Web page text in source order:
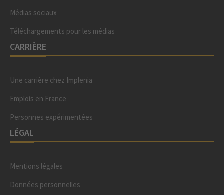
Médias sociaux
Téléchargements pour les médias
CARRIÈRE
Une carrière chez Implenia
Emplois en France
Personnes expérimentées
LÉGAL
Mentions légales
Données personnelles